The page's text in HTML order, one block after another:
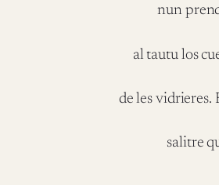
nun
al tautu los
de les vidrieres.
salitre